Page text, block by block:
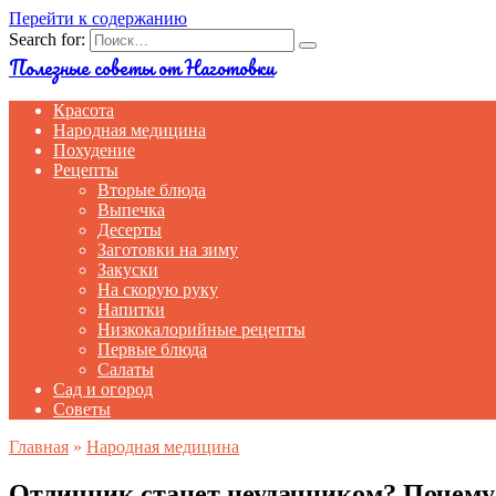
Перейти к содержанию
Search for:
Полезные советы от Наготовки
Красота
Народная медицина
Похудение
Рецепты
Вторые блюда
Выпечка
Десерты
Заготовки на зиму
Закуски
На скорую руку
Напитки
Низкокалорийные рецепты
Первые блюда
Салаты
Сад и огород
Советы
Главная » Народная медицина